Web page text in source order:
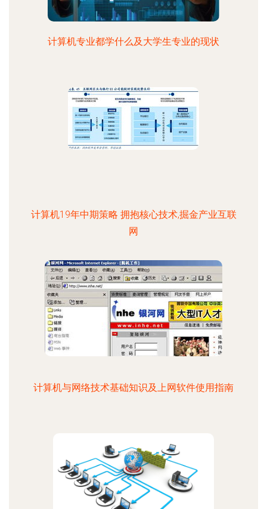
计算机专业都学什么及大学生专业的现状
计算机19年中期策略 拥抱核心技术,掘金产业互联
网
计算机与网络技术基础知识及上网软件使用指南